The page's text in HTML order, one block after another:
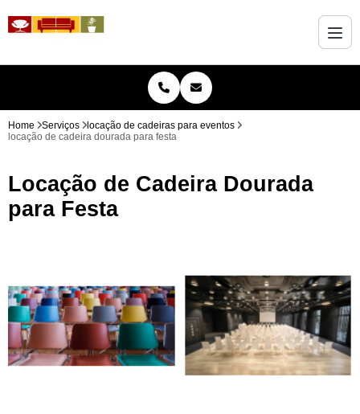
Home Serviços
locação de cadeiras para eventos
locação de cadeira dourada para festa
Locação de Cadeira Dourada
para Festa